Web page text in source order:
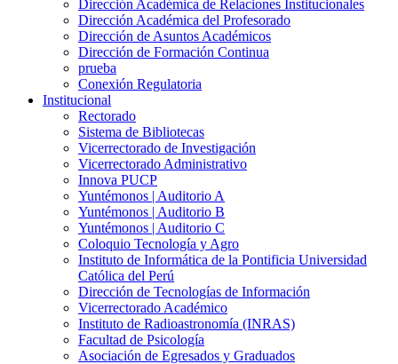
Dirección Académica de Relaciones Institucionales
Dirección Académica del Profesorado
Dirección de Asuntos Académicos
Dirección de Formación Continua
prueba
Conexión Regulatoria
Institucional
Rectorado
Sistema de Bibliotecas
Vicerrectorado de Investigación
Vicerrectorado Administrativo
Innova PUCP
Yuntémonos | Auditorio A
Yuntémonos | Auditorio B
Yuntémonos | Auditorio C
Coloquio Tecnología y Agro
Instituto de Informática de la Pontificia Universidad
Católica del Perú
Dirección de Tecnologías de Información
Vicerrectorado Académico
Instituto de Radioastronomía (INRAS)
Facultad de Psicología
Asociación de Egresados y Graduados